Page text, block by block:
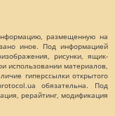
размещенную на
иное. Под информацией
рисунки, ящик-
использовании материалов,
гиперссылки открытого
обязательна. Под
рерайтинг, модификация